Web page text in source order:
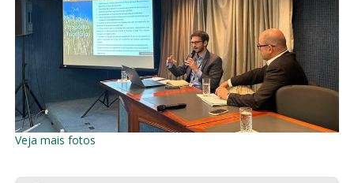
Veja mais fotos